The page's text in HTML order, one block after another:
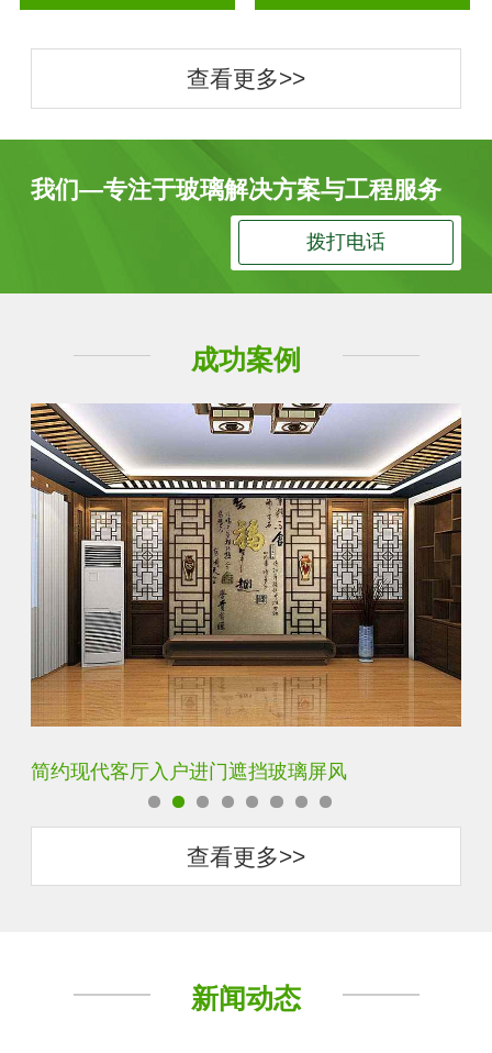
查看更多>>
我们—专注于玻璃解决方案与工程服务
拨打电话
成功案例
铁艺不锈钢玻璃屏风隔断
查看更多>>
新闻动态